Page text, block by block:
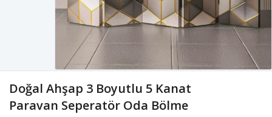
Doğal Ahşap 3 Boyutlu 5 Kanat
Paravan Seperatör Oda Bölme